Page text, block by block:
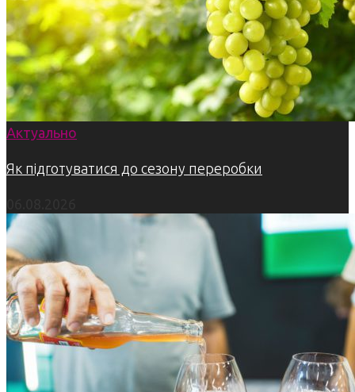
Актуально
Як підготуватися до сезону переробки